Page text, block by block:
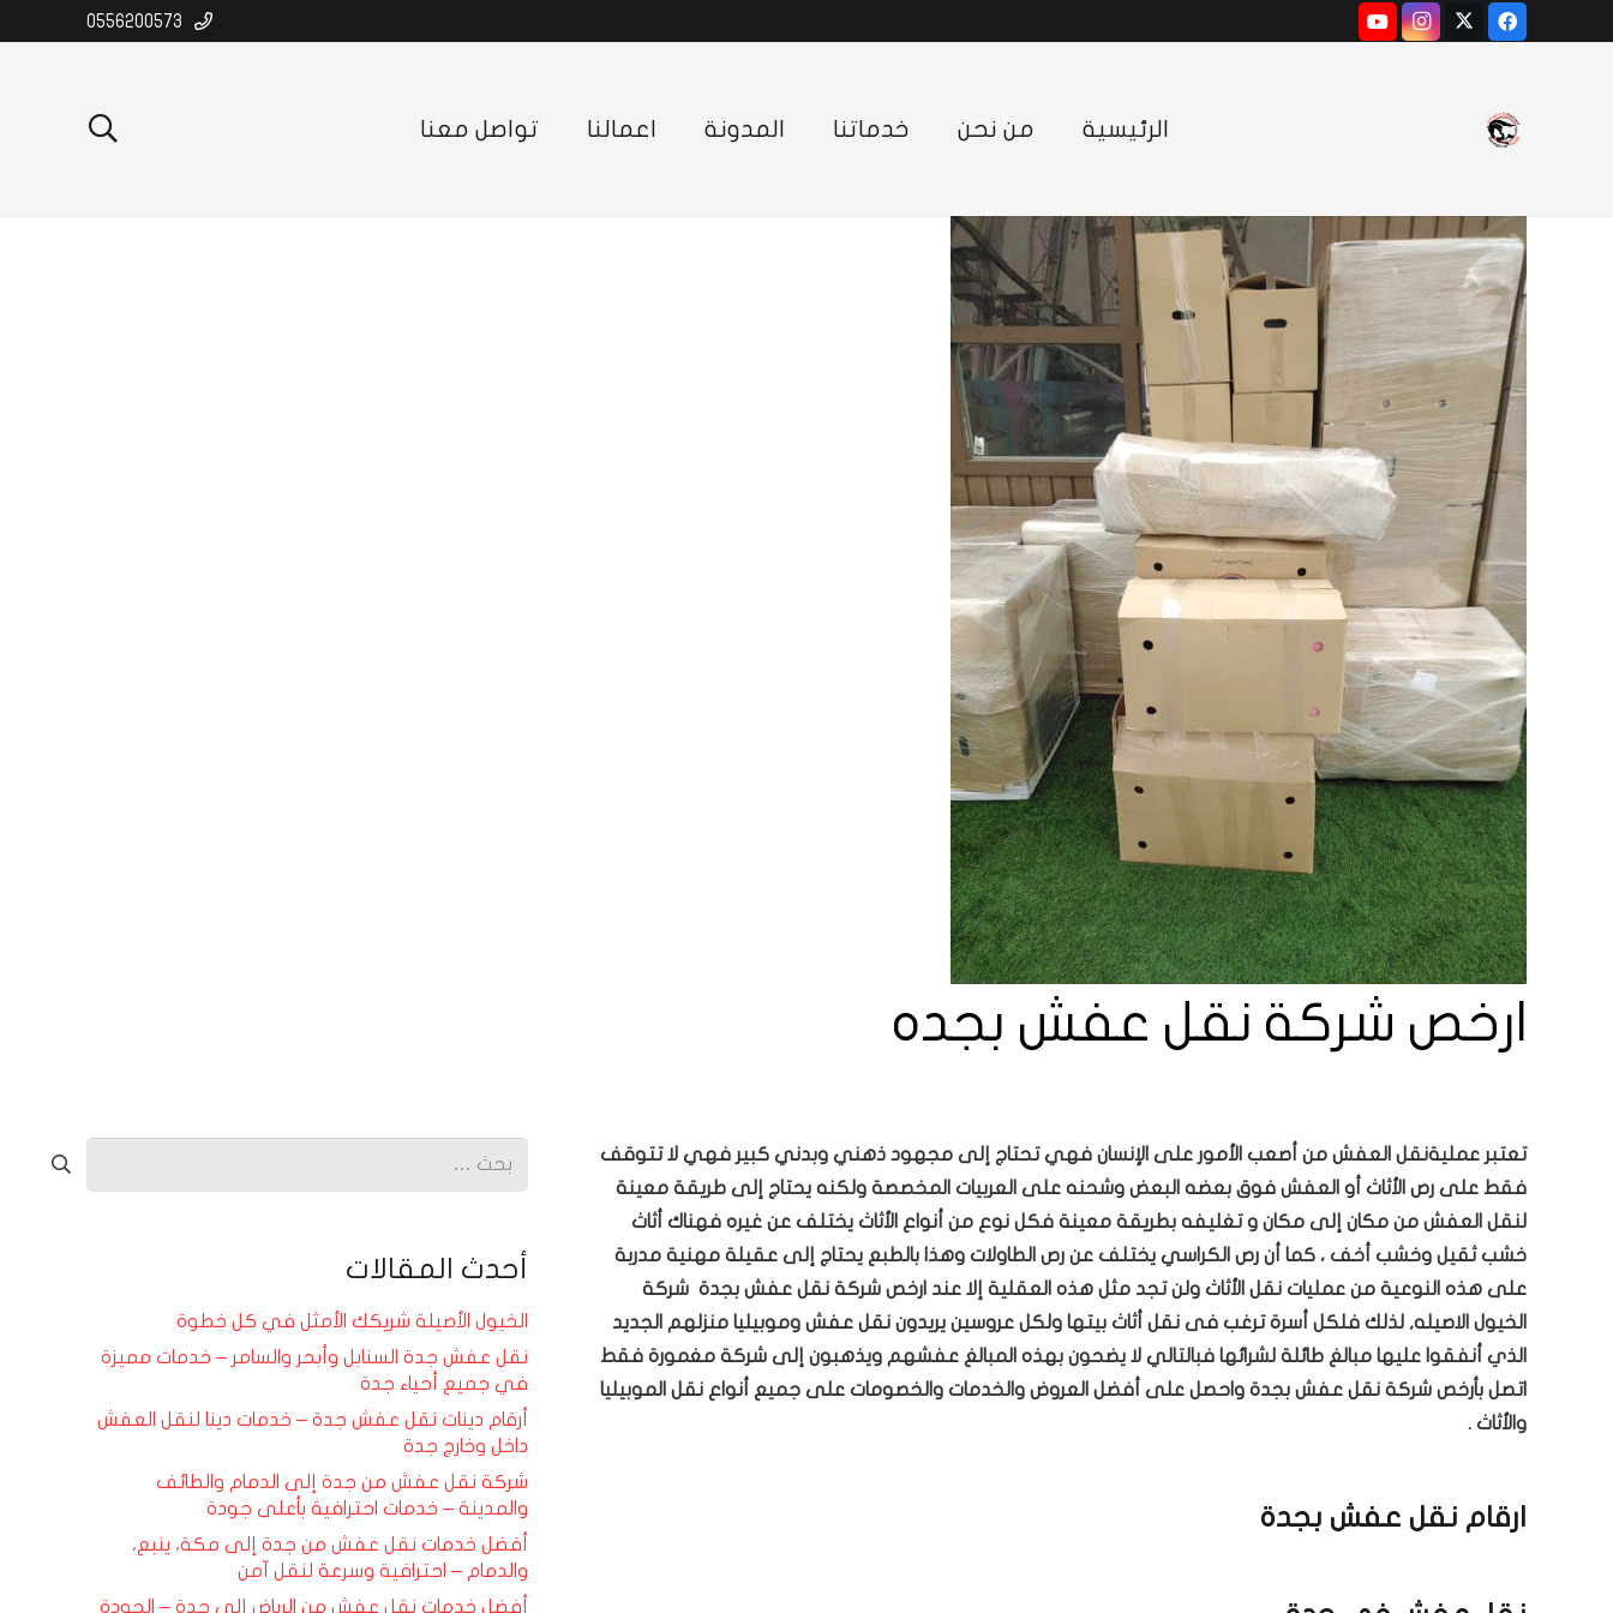
الرئيسية من نحن خدماتنا المدونة اعمالنا تواصل معنا
ارخص شركة نقل عفش بجده
تعتبر عمليةنقل العفش من أصعب الأمور على الإنسان فهي تحتاج إلى مجهود ذهني وبدني كبير فهي لا تتوقف
فقط على رص الأثاث أو العفش فوق بعضه البعض وشحنه على العربيات المخصصة ولكنه يحتاج إلى طريقة معينة
لنقل العفش من مكان إلى مكان و تغليفه بطريقة معينة فكل نوع من أنواع الأثاث يختلف عن غيره فهناك أثاث
خشب ثقيل وخشب أخف ، كما أن رص الكراسي يختلف عن رص الطاولات وهذا بالطبع يحتاج إلى عقيلة مهنية مدربة
على هذه النوعية من عمليات نقل الأثاث ولن تجد مثل هذه العقلية إلا عند ارخص شركة نقل عفش بجدة شركة
الخيول الاصيله, لذلك فلكل أسرة ترغب فى نقل أثاث بيتها ولكل عروسين يريدون نقل عفش وموبيليا منزلهم الجديد
الذي أنفقوا عليها مبالغ طائلة لشرائها فبالتالي لا يضحون بهذه المبالغ عفشهم ويذهبون إلى شركة مغمورة فقط
اتصل بأرخص شركة نقل عفش بجدة واحصل على أفضل العروض والخدمات والخصومات على جميع أنواع نقل الموبيليا
والأثاث .
ارقام نقل عفش بجدة
البحث
أحدث المقالات
الخيول الأصيلة شريكك الأمثل في كل خطوة
نقل عفش جدة السنابل وأبحر والسامر – خدمات مميزة
في جميع أحياء جدة
أرقام دينات نقل عفش جدة – خدمات دينا لنقل العفش
داخل وخارج جدة
شركة نقل عفش من جدة إلى الدمام والطائف
والمدينة – خدمات احترافية بأعلى جودة
أفضل خدمات نقل عفش من جدة إلى مكة، ينبع،
والدمام – احترافية وسرعة لنقل آمن
أفضل خدمات نقل عفش من الرياض إلى جدة – الجودة